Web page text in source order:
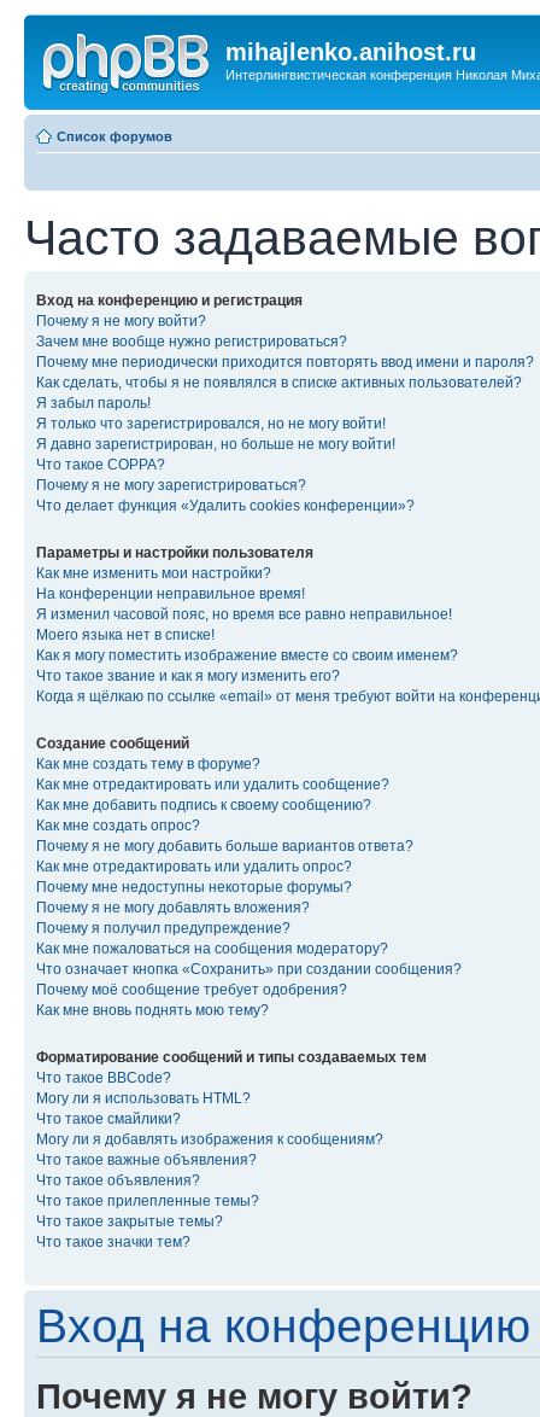
mihajlenko.anihost.ru
Интерлингвистическая конференция Николая
Список форумов
Часто задаваемые
Вход на конференцию и регистрация
Почему я не могу войти?
Зачем мне вообще нужно регистрироваться?
Почему мне периодически приходится повторять ввод имени и пароля?
Как сделать, чтобы я не появлялся в списке активных пользователей?
Я забыл пароль!
Я только что зарегистрировался, но не могу войти!
Я давно зарегистрирован, но больше не могу войти!
Что такое COPPA?
Почему я не могу зарегистрироваться?
Что делает функция «Удалить cookies конференции»?
Параметры и настройки пользователя
Как мне изменить мои настройки?
На конференции неправильное время!
Я изменил часовой пояс, но время все равно неправильное!
Моего языка нет в списке!
Как я могу поместить изображение вместе со своим именем?
Что такое звание и как я могу изменить его?
Когда я щёлкаю по ссылке «email» от меня требуют войти на
Создание сообщений
Как мне создать тему в форуме?
Как мне отредактировать или удалить сообщение?
Как мне добавить подпись к своему сообщению?
Как мне создать опрос?
Почему я не могу добавить больше вариантов ответа?
Как мне отредактировать или удалить опрос?
Почему мне недоступны некоторые форумы?
Почему я не могу добавлять вложения?
Почему я получил предупреждение?
Как мне пожаловаться на сообщения модератору?
Что означает кнопка «Сохранить» при создании сообщения?
Почему моё сообщение требует одобрения?
Как мне вновь поднять мою тему?
Форматирование сообщений и типы создаваемых тем
Что такое BBCode?
Могу ли я использовать HTML?
Что такое смайлики?
Могу ли я добавлять изображения к сообщениям?
Что такое важные объявления?
Что такое объявления?
Что такое прилепленные темы?
Что такое закрытые темы?
Что такое значки тем?
Вход на конференцию
Почему я не могу войти?